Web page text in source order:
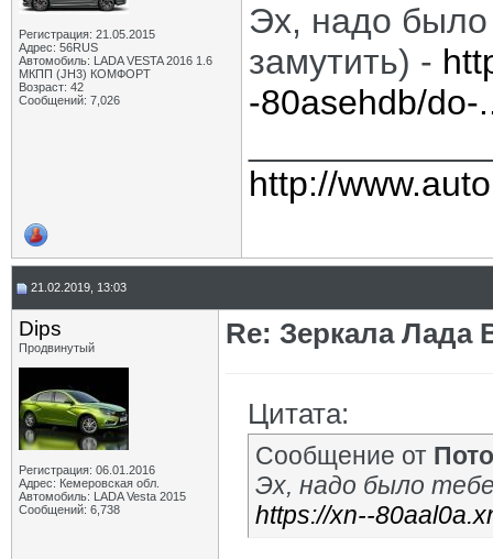
Регистрация: 21.05.2015
Адрес: 56RUS
Автомобиль: LADA VESTA 2016 1.6
МКПП (JH3) КОМФОРТ
Возраст: 42
Сообщений: 7,026
Эх, надо было
замутить) -
-80asehdb/do-
http://
21.02.2019, 13:03
Dips
Продвинутый
Регистрация: 06.01.2016
Адрес: Кемеровская обл.
Автомобиль: LADA Vesta 2015
Сообщений: 6,738
Re: Зеркала Лада
Цитата:
Сообщение от
Эх, надо было
https://xn--